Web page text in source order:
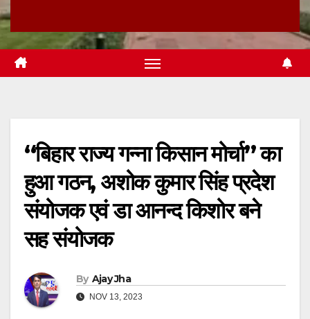
“बिहार राज्य गन्ना किसान मोर्चा” का
हुआ गठन, अशोक कुमार सिंह प्रदेश
संयोजक एवं डा आनन्द किशोर बने
सह संयोजक
By Ajay Jha
NOV 13, 2023